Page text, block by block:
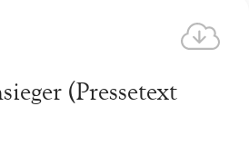
(Pressetext